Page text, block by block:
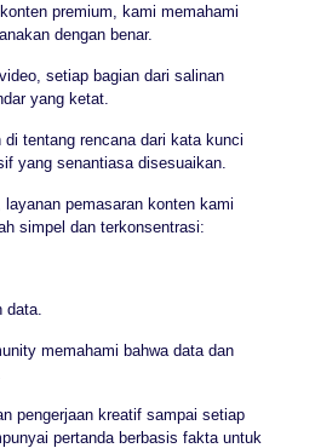
premium, kami memahami
dengan benar.
setiap bagian dari salinan
yang ketat.
tentang rencana dari kata kunci
yang senantiasa disesuaikan.
pemasaran konten kami
simpel dan terkonsentrasi:
data.
memahami bahwa data dan
pengerjaan kreatif sampai setiap
pertanda berbasis fakta untuk